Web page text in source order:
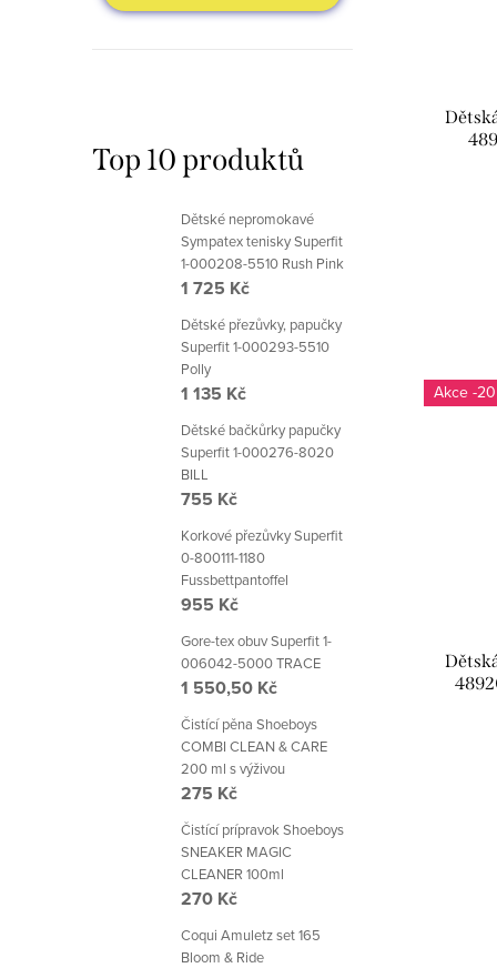
Top 10 produktů
Dětské nepromokavé
Sympatex tenisky Superfit
1-000208-5510 Rush Pink
1 725 Kč
Dětské přezůvky, papučky
Superfit 1-000293-5510
Polly
1 135 Kč
Dětské bačkůrky papučky
Superfit 1-000276-8020
BILL
755 Kč
Korkové přezůvky Superfit
0-800111-1180
Fussbettpantoffel
955 Kč
Gore-tex obuv Superfit 1-
006042-5000 TRACE
1 550,50 Kč
Čistící pěna Shoeboys
COMBI CLEAN & CARE
200 ml s výživou
275 Kč
Čistící prípravok Shoeboys
SNEAKER MAGIC
CLEANER 100ml
270 Kč
Coqui Amuletz set 165
Bloom & Ride
-